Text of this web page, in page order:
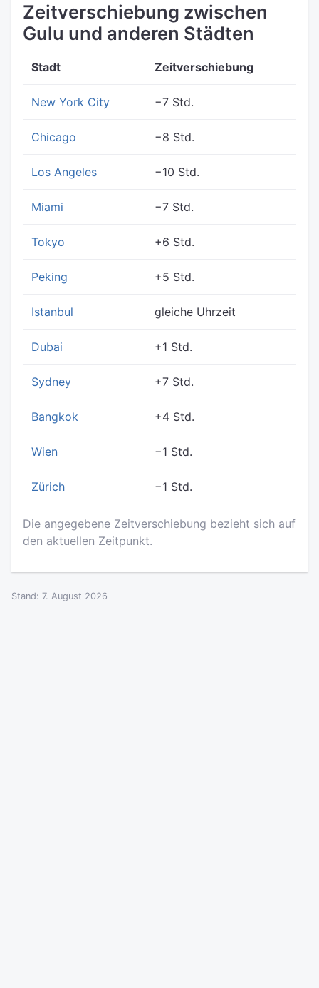
Zeitverschiebung zwischen
Gulu und anderen Städten
Stadt Zeitverschiebung
New York City −7 Std.
Chicago −8 Std.
Los Angeles −10 Std.
Miami −7 Std.
Tokyo +6 Std.
Peking +5 Std.
Istanbul gleiche Uhrzeit
Dubai +1 Std.
Sydney +7 Std.
Bangkok +4 Std.
Wien −1 Std.
Zürich −1 Std.
Die angegebene Zeitverschiebung bezieht sich auf
den aktuellen Zeitpunkt.
Stand: 7. August 2026